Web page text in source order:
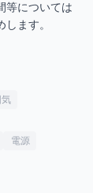
等については
ます。
電源